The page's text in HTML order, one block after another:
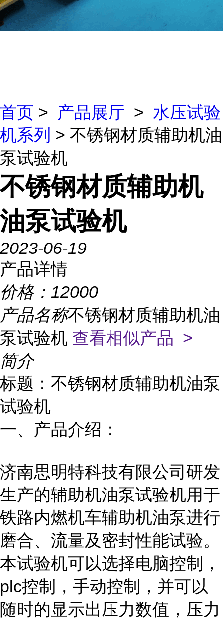
首页 > 产品展厅 > 水压试验
机系列 > 不锈钢材质辅助机油
泵试验机
不锈钢材质辅助机
油泵试验机
2023-06-19
产品详情
价格： 12000
产品名称不锈钢材质辅助机油
泵试验机 查看相似产品 >
简介
标题：不锈钢材质辅助机油泵
试验机
一、产品介绍：
济南思明特科技有限公司研发
生产的辅助机油泵试验机用于
铁路内燃机车辅助机油泵进行
磨合、流量及密封性能试验。
本试验机可以选择电脑控制，
plc控制，手动控制，并可以
随时的显示出压力数值，压力